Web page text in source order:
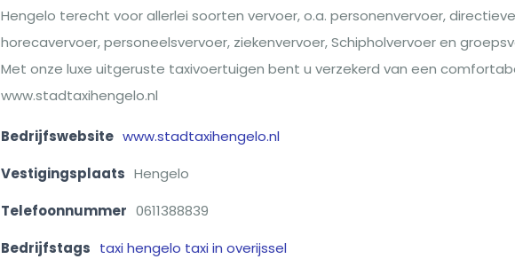
Hengelo terecht voor allerlei soorten vervoer, o.a. personenvervoer,
horecavervoer, personeelsvervoer, ziekenvervoer, Schipholvervoer en
Met onze luxe uitgeruste taxivoertuigen bent u verzekerd van een
www.stadtaxihengelo.nl
Bedrijfswebsite www.stadtaxihengelo.nl
Vestigingsplaats Hengelo
Telefoonnummer 0611388839
Bedrijfstags taxi hengelo taxi in overijssel